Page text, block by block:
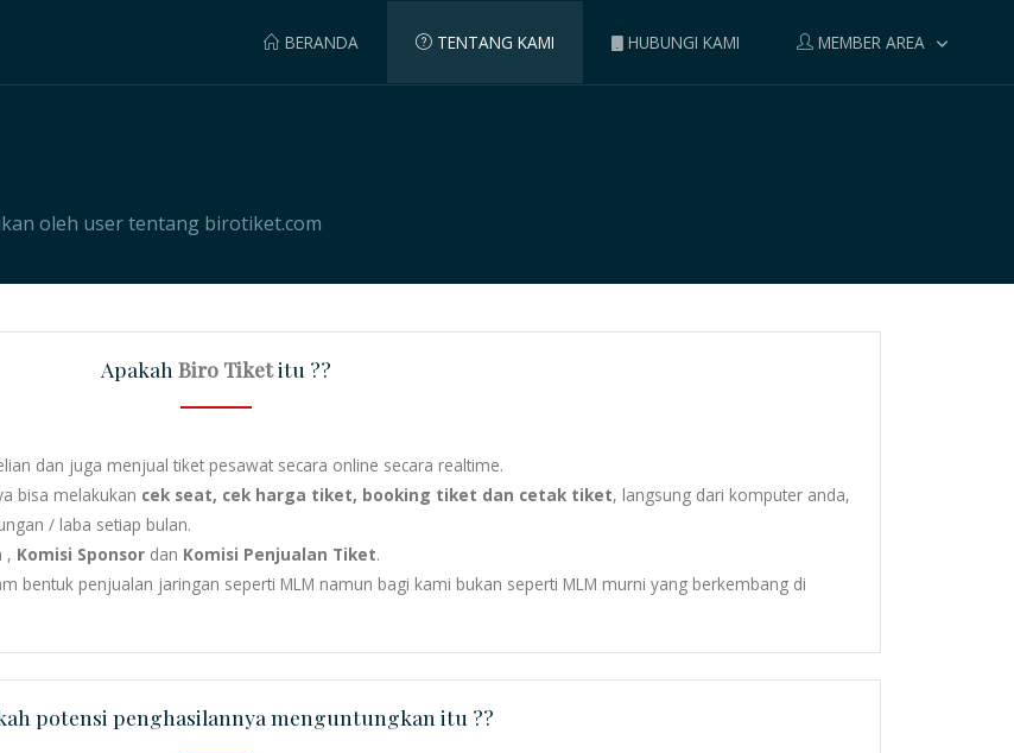
BERANDA TENTANG KAMI HUBUNGI KAMI MEMBER AREA
oleh user tentang birotiket.com
Apakah Biro Tiketitu ??
dan juga menjual tiket pesawat secara online secara realtime.
bisa melakukan cek seat, cek harga tiket, booking tiket dan cetak tiket, langsung dari komputer anda,
/ laba setiap bulan.
, Komisi Sponsor dan Komisi Penjualan Tiket.
bentuk penjualan jaringan seperti MLM namun bagi kami bukan seperti MLM murni yang berkembang di
potensi penghasilannya menguntungkan itu ??